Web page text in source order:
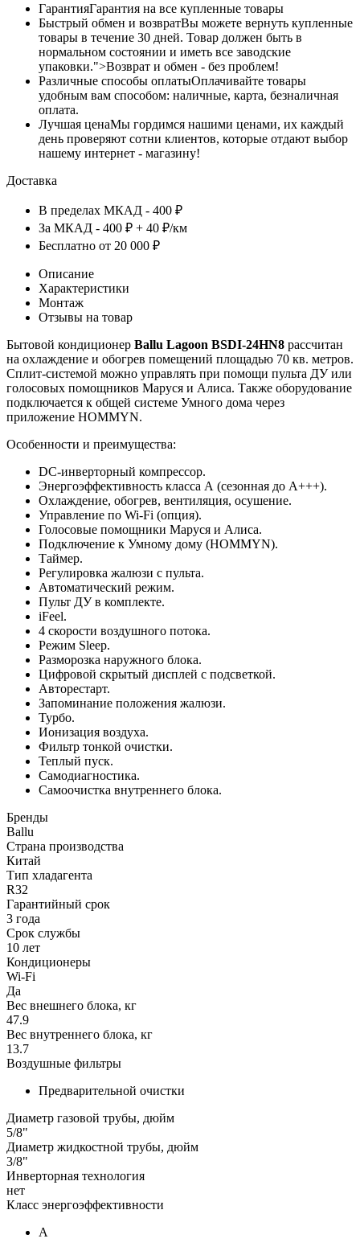
ГарантияГарантия на все купленные товары
Быстрый обмен и возвратВы можете вернуть купленные
товары в течение 30 дней. Товар должен быть в
нормальном состоянии и иметь все заводские
упаковки.">Возврат и обмен - без проблем!
Различные способы оплатыОплачивайте товары
удобным вам способом: наличные, карта, безналичная
оплата.
Лучшая ценаМы гордимся нашими ценами, их каждый
день проверяют сотни клиентов, которые отдают выбор
нашему интернет - магазину!
Доставка
В пределах МКАД - 400 ₽
За МКАД - 400 ₽ + 40 ₽/км
Бесплатно от 20 000 ₽
Описание
Характеристики
Монтаж
Отзывы на товар
Бытовой кондиционер Ballu Lagoon BSDI-24HN8 рассчитан
на охлаждение и обогрев помещений площадью 70 кв. метров.
Сплит-системой можно управлять при помощи пульта ДУ или
голосовых помощников Маруся и Алиса. Также оборудование
подключается к общей системе Умного дома через
приложение HOMMYN.
Особенности и преимущества:
DC-инверторный компрессор.
Энергоэффективность класса А (сезонная до А+++).
Охлаждение, обогрев, вентиляция, осушение.
Управление по Wi-Fi (опция).
Голосовые помощники Маруся и Алиса.
Подключение к Умному дому (HOMMYN).
Таймер.
Регулировка жалюзи с пульта.
Автоматический режим.
Пульт ДУ в комплекте.
iFeel.
4 скорости воздушного потока.
Режим Sleep.
Разморозка наружного блока.
Цифровой скрытый дисплей с подсветкой.
Авторестарт.
Запоминание положения жалюзи.
Турбо.
Ионизация воздуха.
Фильтр тонкой очистки.
Теплый пуск.
Самодиагностика.
Самоочистка внутреннего блока.
Бренды
Ballu
Страна производства
Китай
Тип хладагента
R32
Гарантийный срок
3 года
Срок службы
10 лет
Кондиционеры
Wi-Fi
Да
Вес внешнего блока, кг
47.9
Вес внутреннего блока, кг
13.7
Воздушные фильтры
Предварительной очистки
Диаметр газовой трубы, дюйм
5/8"
Диаметр жидкостной трубы, дюйм
3/8"
Инверторная технология
нет
Класс энергоэффективности
А